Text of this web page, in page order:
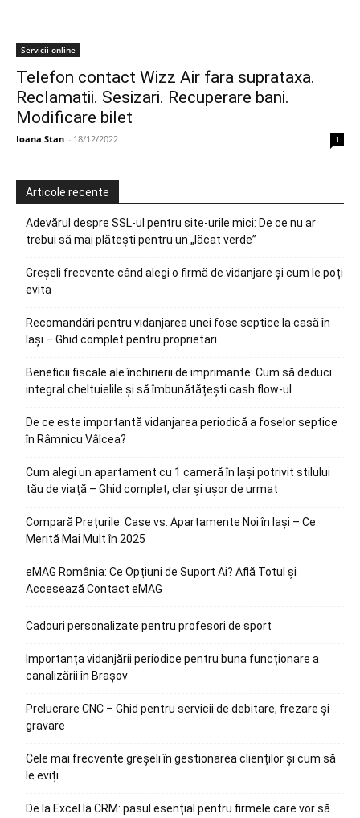
Servicii online
Telefon contact Wizz Air fara suprataxa.
Reclamatii. Sesizari. Recuperare bani.
Modificare bilet
Ioana Stan - 18/12/2022 1
Articole recente
Adevărul despre SSL-ul pentru site-urile mici: De ce nu ar
trebui să mai plătești pentru un „lăcat verde”
Greșeli frecvente când alegi o firmă de vidanjare și cum le poți
evita
Recomandări pentru vidanjarea unei fose septice la casă în
Iași – Ghid complet pentru proprietari
Beneficii fiscale ale închirierii de imprimante: Cum să deduci
integral cheltuielile și să îmbunătățești cash flow-ul
De ce este importantă vidanjarea periodică a foselor septice
în Râmnicu Vâlcea?
Cum alegi un apartament cu 1 cameră în Iași potrivit stilului
tău de viață – Ghid complet, clar și ușor de urmat
Compară Prețurile: Case vs. Apartamente Noi în Iași – Ce
Merită Mai Mult în 2025
eMAG România: Ce Opțiuni de Suport Ai? Află Totul și
Accesează Contact eMAG
Cadouri personalizate pentru profesori de sport
Importanța vidanjării periodice pentru buna funcționare a
canalizării în Brașov
Prelucrare CNC – Ghid pentru servicii de debitare, frezare și
gravare
Cele mai frecvente greșeli în gestionarea clienților și cum să
le eviți
De la Excel la CRM: pasul esențial pentru firmele care vor să